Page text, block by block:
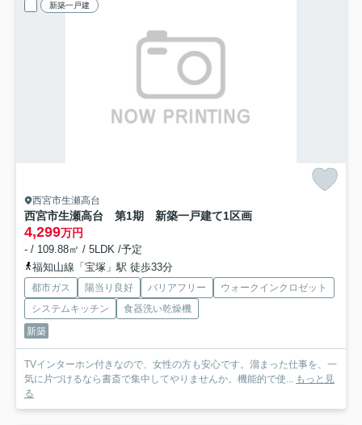
新築一戸建
西宮市生瀬高台
西宮市生瀬高台 第1期 新築一戸建て1区画
4,299万円
- / 109.88㎡ / 5LDK /予定
福知山線「宝塚」駅 徒歩33分
都市ガス 陽当り良好 バリアフリー
ウォークインクロゼット
システムキッチン
食器洗い乾燥機
新築
TVインターホン付きなので、女性の方も安心です。溜まった仕事を、一
気に片づけるなら書斎で集中してやりませんか。機能的で使... もっと見
る